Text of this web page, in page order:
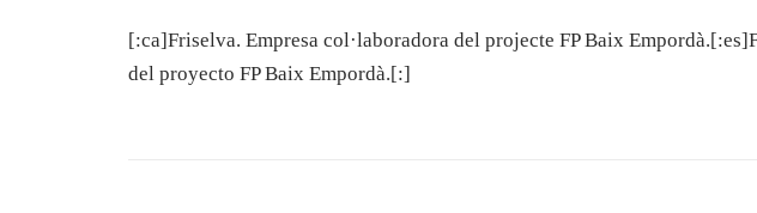
[:ca]Friselva. Empresa col·laboradora del projecte FP Baix
del proyecto FP Baix Empordà.[:]